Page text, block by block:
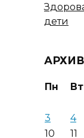
дети
Пн Вт
3
4
10
11